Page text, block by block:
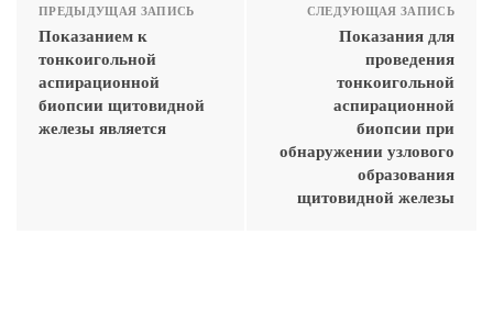
ПРЕДЫДУЩАЯ ЗАПИСЬ
Показанием к
тонкоигольной
аспирационной
биопсии щитовидной
железы является
СЛЕДУЮЩАЯ ЗАПИСЬ
Показания для
проведения
тонкоигольной
аспирационной
биопсии при
обнаружении узлового
образования
щитовидной железы